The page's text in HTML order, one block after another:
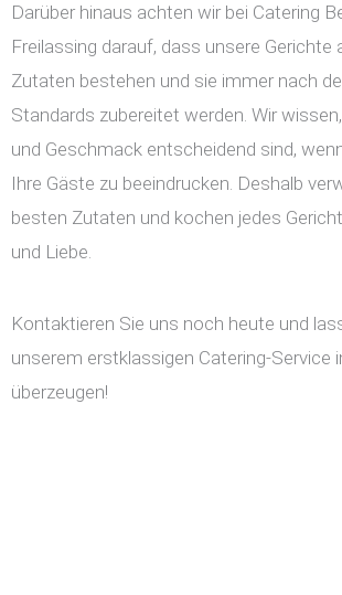
Darüber hinaus achten wir bei Catering
Freilassing darauf, dass unsere Gerichte
Zutaten bestehen und sie immer nach
Standards zubereitet werden. Wir
und Geschmack entscheidend sind,
Ihre Gäste zu beeindrucken. Deshalb
besten Zutaten und kochen jedes
und Liebe.
Kontaktieren Sie uns noch heute und
unserem erstklassigen Catering-Service
überzeugen!